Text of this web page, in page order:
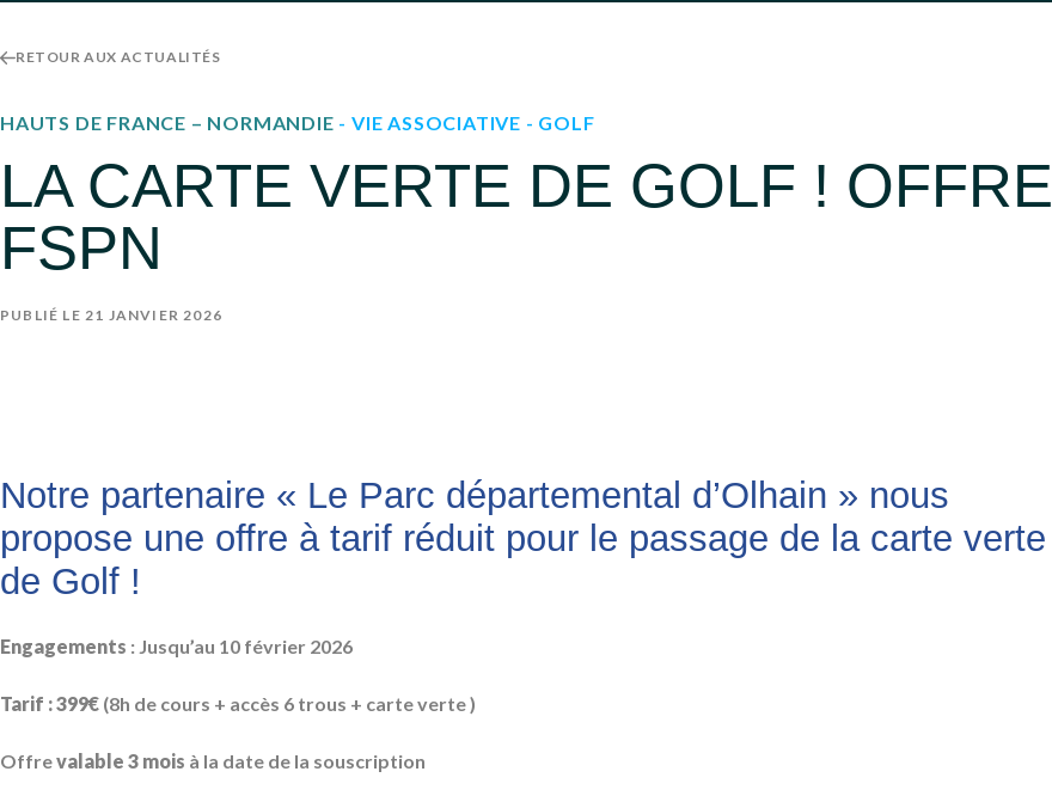
RETOUR AUX ACTUALITÉS
HAUTS DE FRANCE – NORMANDIE - VIE ASSOCIATIVE - GOLF
LA CARTE VERTE DE GOLF ! OFFRE
FSPN
PUBLIÉ LE 21 JANVIER 2026
Notre partenaire « Le Parc départemental d’Olhain » nous
propose une offre à tarif réduit pour le passage de la carte verte
de Golf !
Engagements : Jusqu’au 10 février 2026
Tarif : 399€ (8h de cours + accès 6 trous + carte verte )
Offrevalable 3 mois à la date de la souscription